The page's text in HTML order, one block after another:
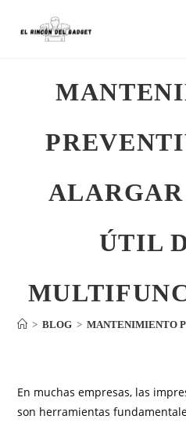
ÚTIL
> BLOG > MANTENIMIENTO
En muchas empresas, las
son herramientas